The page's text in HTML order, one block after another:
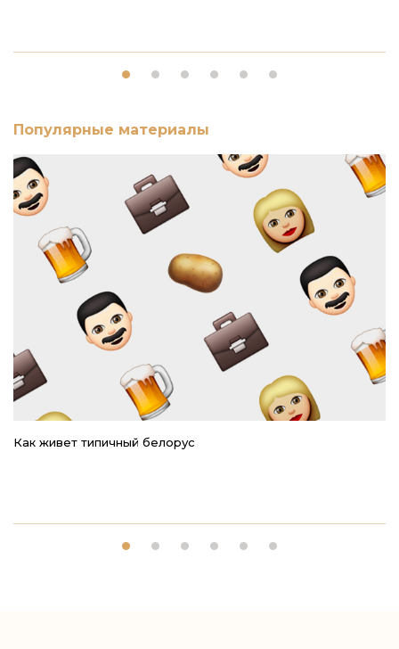
Популярные материалы
Как живет типичный белорус